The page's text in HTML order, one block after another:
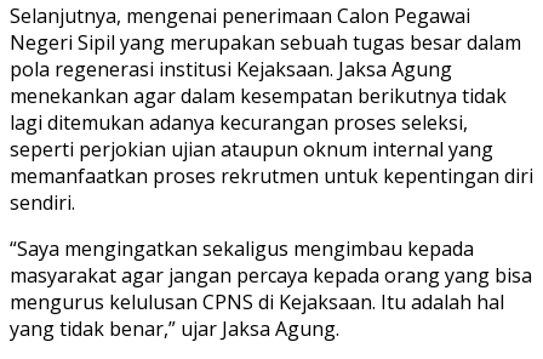
Selanjutnya, mengenai penerimaan Calon Pegawai
Negeri Sipil yang merupakan sebuah tugas besar dalam
pola regenerasi institusi Kejaksaan. Jaksa Agung
menekankan agar dalam kesempatan berikutnya tidak
lagi ditemukan adanya kecurangan proses seleksi,
seperti perjokian ujian ataupun oknum internal yang
memanfaatkan proses rekrutmen untuk kepentingan diri
sendiri.
“Saya mengingatkan sekaligus mengimbau kepada
masyarakat agar jangan percaya kepada orang yang bisa
mengurus kelulusan CPNS di Kejaksaan. Itu adalah hal
yang tidak benar,” ujar Jaksa Agung.